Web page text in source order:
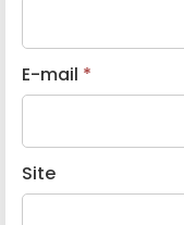
E-mail *
Site